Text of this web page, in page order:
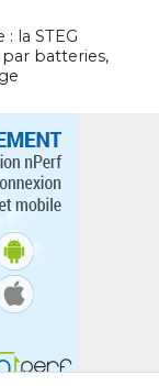
la STEG
batteries,